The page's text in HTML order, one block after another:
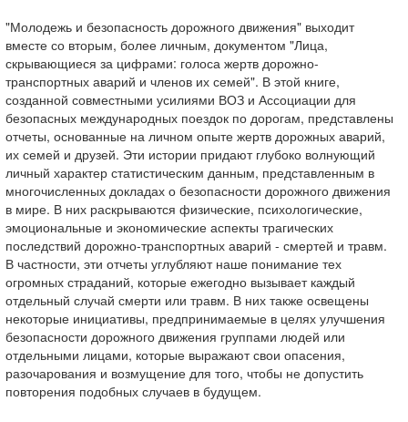
"Молодежь и безопасность дорожного движения" выходит
вместе со вторым, более личным, документом "Лица,
скрывающиеся за цифрами: голоса жертв дорожно-
транспортных аварий и членов их семей". В этой книге,
созданной совместными усилиями ВОЗ и Ассоциации для
безопасных международных поездок по дорогам, представлены
отчеты, основанные на личном опыте жертв дорожных аварий,
их семей и друзей. Эти истории придают глубоко волнующий
личный характер статистическим данным, представленным в
многочисленных докладах о безопасности дорожного движения
в мире. В них раскрываются физические, психологические,
эмоциональные и экономические аспекты трагических
последствий дорожно-транспортных аварий - смертей и травм.
В частности, эти отчеты углубляют наше понимание тех
огромных страданий, которые ежегодно вызывает каждый
отдельный случай смерти или травм. В них также освещены
некоторые инициативы, предпринимаемые в целях улучшения
безопасности дорожного движения группами людей или
отдельными лицами, которые выражают свои опасения,
разочарования и возмущение для того, чтобы не допустить
повторения подобных случаев в будущем.